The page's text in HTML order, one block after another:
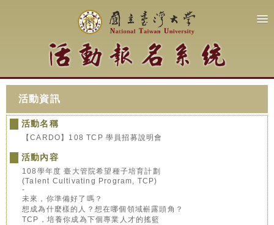
活動資訊
活動名稱
【CARDO】108 TCP 學員招募說明會
活動內容
108學年度 臺大管院希望種子培育計劃
(Talent Cultivating Program, TCP)
-
未來，你準備好了嗎？
想成為什麼樣的人？想在哪個領域嶄露頭角？
TCP，培養你成為下個專業人才的搖籃